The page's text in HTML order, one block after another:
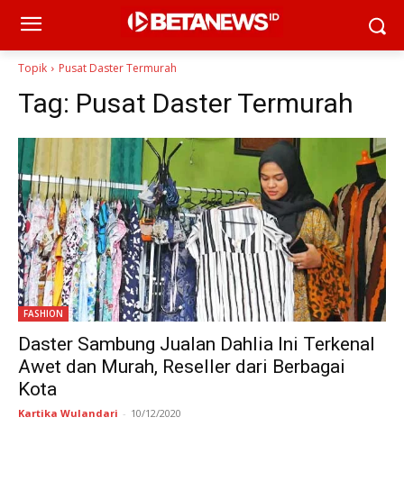
Topik Pusat Daster Termurah
Tag: Pusat Daster Termurah
FASHION
Daster Sambung Jualan Dahlia Ini Terkenal
Awet dan Murah, Reseller dari Berbagai
Kota
Kartika Wulandari - 10/12/2020